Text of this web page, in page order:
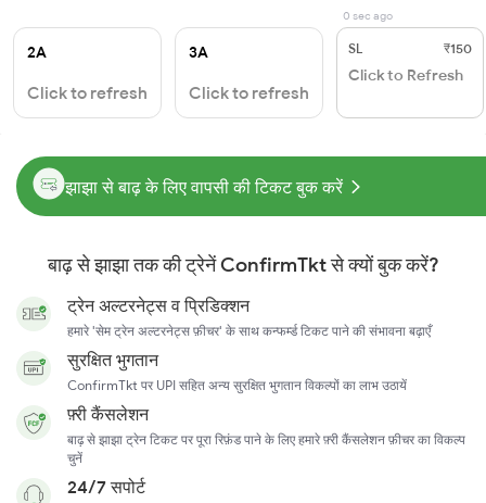
2A
Click to refresh
3A
Click to refresh
0 sec ago
SL ₹150
Click to Refresh
झाझा से बाढ़ के लिए वापसी की टिकट बुक करें
बाढ़ से झाझा तक की ट्रेनें ConfirmTkt से क्यों बुक करें?
ट्रेन अल्टरनेट्स व प्रिडिक्शन
हमारे 'सेम ट्रेन अल्टरनेट्स फ़ीचर' के साथ कन्फर्म्ड टिकट पाने की संभावना बढ़ाएँ
सुरक्षित भुगतान
ConfirmTkt पर UPI सहित अन्य सुरक्षित भुगतान विकल्पों का लाभ उठायें
फ़्री कैंसलेशन
बाढ़ से झाझा ट्रेन टिकट पर पूरा रिफ़ंड पाने के लिए हमारे फ़्री कैंसलेशन फ़ीचर का विकल्प
चुनें
24/7 सपोर्ट